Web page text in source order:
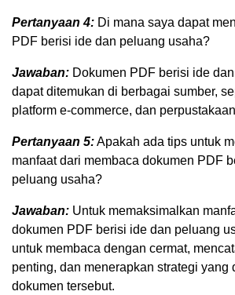
Pertanyaan 4: Di mana saya dapat
PDF berisi ide dan peluang usaha?
Jawaban: Dokumen PDF berisi ide
dapat ditemukan di berbagai sumber,
platform e-commerce, dan
Pertanyaan 5:Apakah ada tips untuk
manfaat dari membaca dokumen PDF
peluang usaha?
Jawaban: Untuk memaksimalkan
dokumen PDF berisi ide dan peluang
untuk membaca dengan cermat,
penting, dan menerapkan strategi yang
dokumen tersebut.